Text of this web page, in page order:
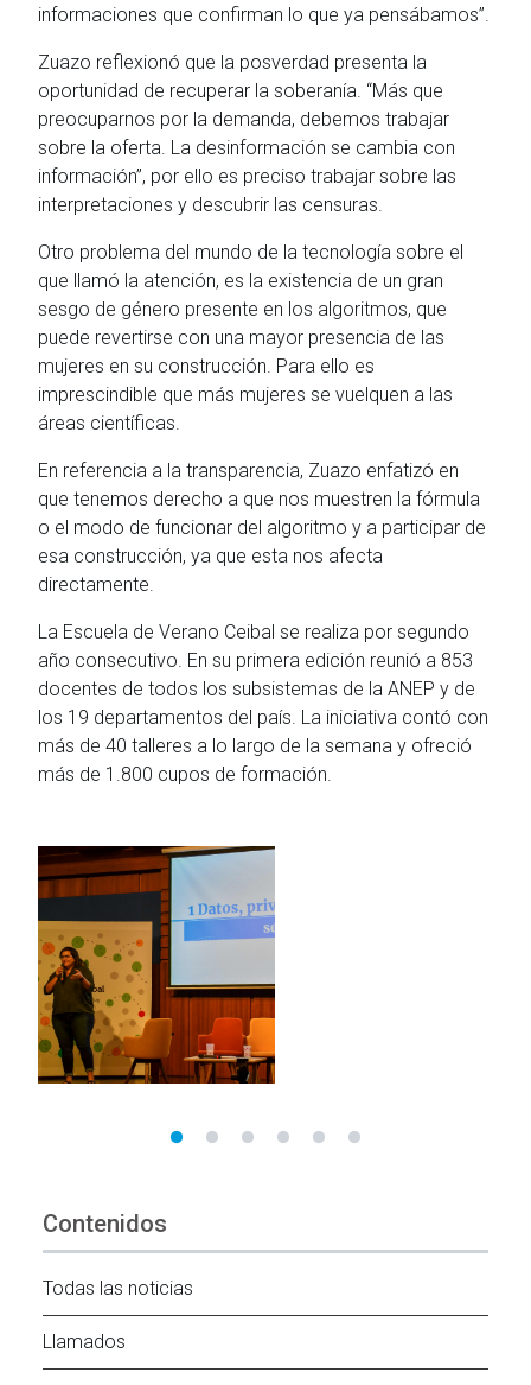
informaciones que confirman lo que ya pensábamos”.
Zuazo reflexionó que la posverdad presenta la
oportunidad de recuperar la soberanía. “Más que
preocuparnos por la demanda, debemos trabajar
sobre la oferta. La desinformación se cambia con
información”, por ello es preciso trabajar sobre las
interpretaciones y descubrir las censuras.
Otro problema del mundo de la tecnología sobre el
que llamó la atención, es la existencia de un gran
sesgo de género presente en los algoritmos, que
puede revertirse con una mayor presencia de las
mujeres en su construcción. Para ello es
imprescindible que más mujeres se vuelquen a las
áreas científicas.
En referencia a la transparencia, Zuazo enfatizó en
que tenemos derecho a que nos muestren la fórmula
o el modo de funcionar del algoritmo y a participar de
esa construcción, ya que esta nos afecta
directamente.
La Escuela de Verano Ceibal se realiza por segundo
año consecutivo. En su primera edición reunió a 853
docentes de todos los subsistemas de la ANEP y de
los 19 departamentos del país. La iniciativa contó con
más de 40 talleres a lo largo de la semana y ofreció
más de 1.800 cupos de formación.
Contenidos
Todas las noticias
Llamados